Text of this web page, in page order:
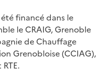
financé dans le
le CRAIG, Grenoble
de Chauffage
Grenobloise (CCIAG),